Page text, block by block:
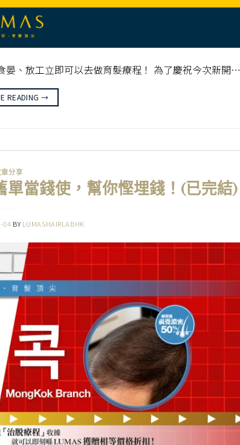
晏、放工立即可以去做育髮療程！ 為了慶祝今次新開…
READING →
章分享
單當錢使，幫你慳埋錢！(已完結)
04 BYLUMASHAIRLABHK